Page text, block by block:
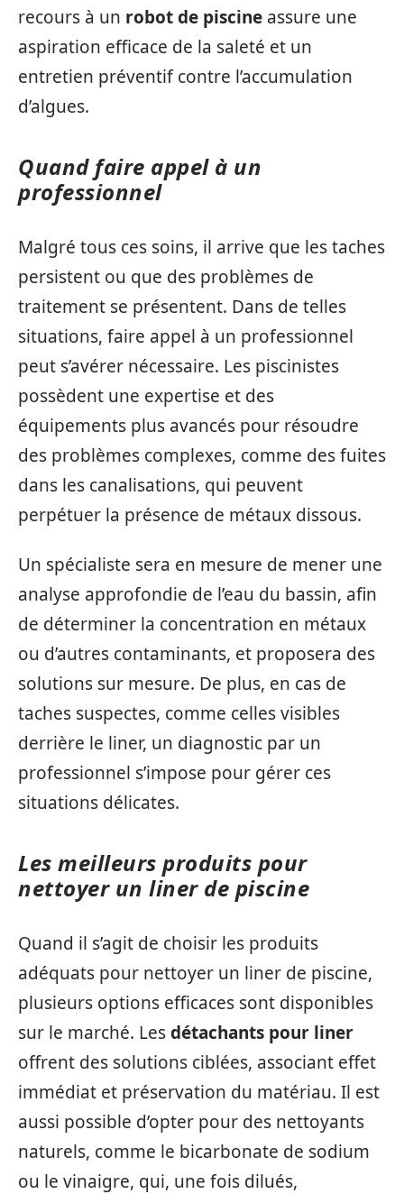
recours à un robot de piscine assure une
aspiration efficace de la saleté et un
entretien préventif contre l’accumulation
d’algues.
Quand faire appel à un
professionnel
Malgré tous ces soins, il arrive que les taches
persistent ou que des problèmes de
traitement se présentent. Dans de telles
situations, faire appel à un professionnel
peut s’avérer nécessaire. Les piscinistes
possèdent une expertise et des
équipements plus avancés pour résoudre
des problèmes complexes, comme des fuites
dans les canalisations, qui peuvent
perpétuer la présence de métaux dissous.
Un spécialiste sera en mesure de mener une
analyse approfondie de l’eau du bassin, afin
de déterminer la concentration en métaux
ou d’autres contaminants, et proposera des
solutions sur mesure. De plus, en cas de
taches suspectes, comme celles visibles
derrière le liner, un diagnostic par un
professionnel s’impose pour gérer ces
situations délicates.
Les meilleurs produits pour
nettoyer un liner de piscine
Quand il s’agit de choisir les produits
adéquats pour nettoyer un liner de piscine,
plusieurs options efficaces sont disponibles
sur le marché. Lesdétachants pour liner
offrent des solutions ciblées, associant effet
immédiat et préservation du matériau. Il est
aussi possible d’opter pour des nettoyants
naturels, comme le bicarbonate de sodium
ou le vinaigre, qui, une fois dilués,